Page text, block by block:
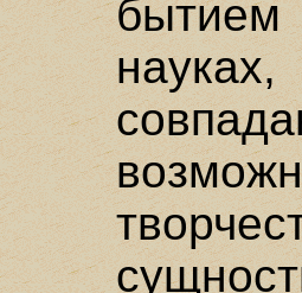
бытием